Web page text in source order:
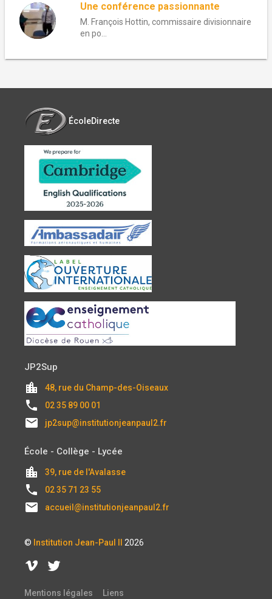
Une conférence passionnante
M. François Hottin, commissaire divisionnaire
en po...
ÉcoleDirecte
JP2Sup
location_city 48, rue du Champ-des-Oiseaux
local_phone 02 35 89 00 01
email jp2sup@institutionjeanpaul2.fr
École - Collège - Lycée
location_city 39, rue de l'Avalasse
local_phone 02 35 71 23 55
email accueil@institutionjeanpaul2.fr
© Institution Jean-Paul II 2026
Mentions légales Liens